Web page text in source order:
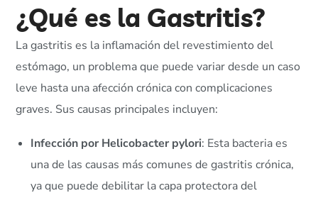
¿Qué es la Gastritis?
La gastritis es la inflamación del revestimiento del
estómago, un problema que puede variar desde un caso
leve hasta una afección crónica con complicaciones
graves. Sus causas principales incluyen:
Infección por Helicobacter pylori: Esta bacteria es
una de las causas más comunes de gastritis crónica,
ya que puede debilitar la capa protectora del